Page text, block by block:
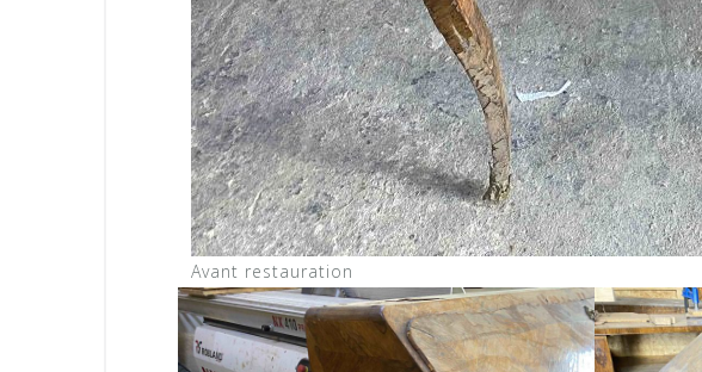
Avant restauration